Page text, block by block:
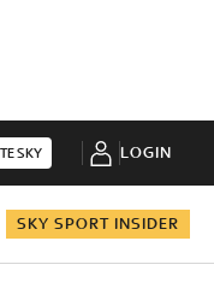
SKY LOGIN
SKY SPORT INSIDER